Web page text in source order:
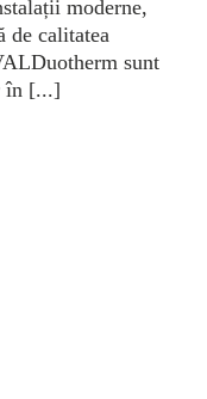
moderne,
de calitatea
sunt
în [...]